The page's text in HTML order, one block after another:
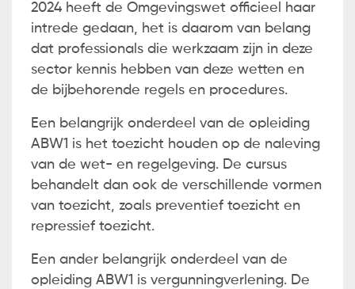
2024 heeft de Omgevingswet officieel haar
intrede gedaan, het is daarom van belang
dat professionals die werkzaam zijn in deze
sector kennis hebben van deze wetten en
de bijbehorende regels en procedures.
Een belangrijk onderdeel van de opleiding
ABW1 is het toezicht houden op de naleving
van de wet- en regelgeving. De cursus
behandelt dan ook de verschillende vormen
van toezicht, zoals preventief toezicht en
repressief toezicht.
Een ander belangrijk onderdeel van de
opleiding ABW1 is vergunningverlening. De